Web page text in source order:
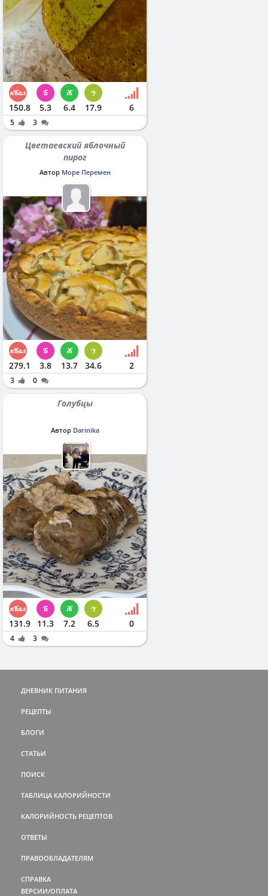
150.8 5.3 6.4 17.9 6
5 3
Цветаевский яблочный
пирог
Автор Море Перемен
279.1 3.8 13.7 34.6 2
3 0
Голубцы
Автор Darinika
131.9 11.3 7.2 6.5 0
4 3
ДНЕВНИК ПИТАНИЯ
РЕЦЕПТЫ
БЛОГИ
СТАТЬИ
ПОИСК
ТАБЛИЦА КАЛОРИЙНОСТИ
КАЛОРИЙНОСТЬ РЕЦЕПТОВ
ОТВЕТЫ
ПРАВООБЛАДАТЕЛЯМ
СПРАВКА
ВЕРСИИ/ОПЛАТА